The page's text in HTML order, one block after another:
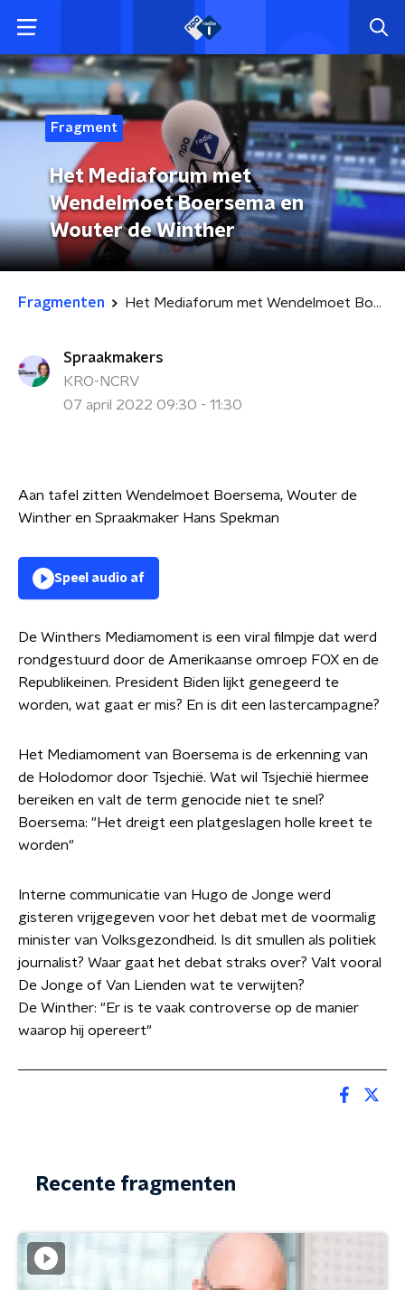
Fragment
Het Mediaforum met
Wendelmoet Boersema en
Wouter de Winther
Fragmenten Het Mediaforum met Wendelmoet Boersema en Wouter de Winther
Spraakmakers
KRO-NCRV
07 april 2022 09:30 - 11:30
Aan tafel zitten Wendelmoet Boersema, Wouter de
Winther en Spraakmaker Hans Spekman
Speel audio af
De Winthers Mediamoment is een viral filmpje dat werd
rondgestuurd door de Amerikaanse omroep FOX en de
Republikeinen. President Biden lijkt genegeerd te
worden, wat gaat er mis? En is dit een lastercampagne?
Het Mediamoment van Boersema is de erkenning van
de Holodomor door Tsjechië. Wat wil Tsjechië hiermee
bereiken en valt de term genocide niet te snel?
Boersema: "Het dreigt een platgeslagen holle kreet te
worden"
Interne communicatie van Hugo de Jonge werd
gisteren vrijgegeven voor het debat met de voormalig
minister van Volksgezondheid. Is dit smullen als politiek
journalist? Waar gaat het debat straks over? Valt vooral
De Jonge of Van Lienden wat te verwijten?
De Winther: "Er is te vaak controverse op de manier
waarop hij opereert"
Recente fragmenten